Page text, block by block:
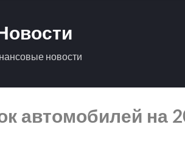
новости
автомобилей на